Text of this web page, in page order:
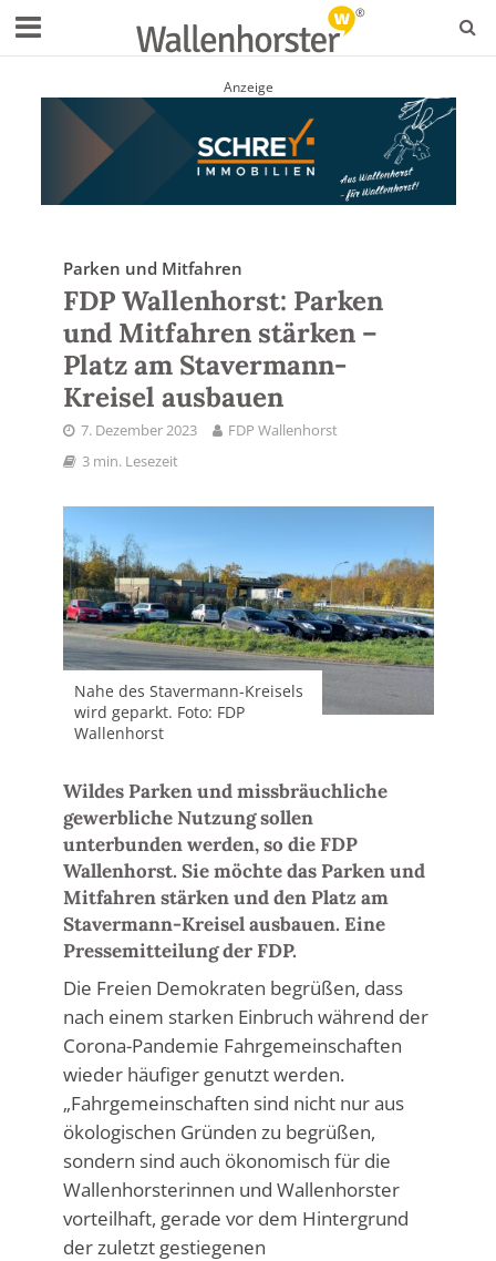
Anzeige
Parken und Mitfahren
FDP Wallenhorst: Parken
und Mitfahren stärken –
Platz am Stavermann-
Kreisel ausbauen
7. Dezember 2023
FDP Wallenhorst
3 min. Lesezeit
Nahe des Stavermann-Kreisels
wird geparkt. Foto: FDP
Wallenhorst
Wildes Parken und missbräuchliche
gewerbliche Nutzung sollen
unterbunden werden, so die FDP
Wallenhorst. Sie möchte das Parken und
Mitfahren stärken und den Platz am
Stavermann-Kreisel ausbauen. Eine
Pressemitteilung der FDP.
Die Freien Demokraten begrüßen, dass
nach einem starken Einbruch während der
Corona-Pandemie Fahrgemeinschaften
wieder häufiger genutzt werden.
„Fahrgemeinschaften sind nicht nur aus
ökologischen Gründen zu begrüßen,
sondern sind auch ökonomisch für die
Wallenhorsterinnen und Wallenhorster
vorteilhaft, gerade vor dem Hintergrund
der zuletzt gestiegenen